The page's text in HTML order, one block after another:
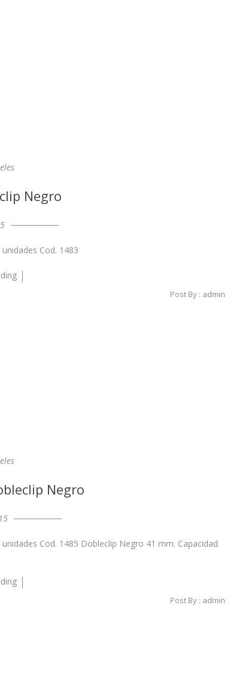
Negro
Cod. 1483
Post By : admin
Negro
Cod. 1485 Dobleclip Negro 41 mm. Capacidad
Post By : admin